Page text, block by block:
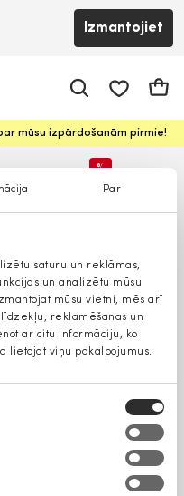
Par
saturu un reklāmas,
un analizētu mūsu
mūsu vietni, mēs arī
reklamēšanas un
ar citu informāciju, ko
lietojat viņu pakalpojumus.
Izmantojiet
mūsu izpārdošanām pirmie!
%
Lielāki izmēri